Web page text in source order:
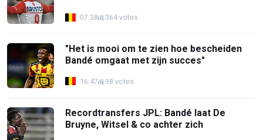
07:38 364 votes
"Het is mooi om te zien hoe bescheiden
Bandé omgaat met zijn succes"
16:47 98 votes
Recordtransfers JPL: Bandé laat De
Bruyne, Witsel & co achter zich